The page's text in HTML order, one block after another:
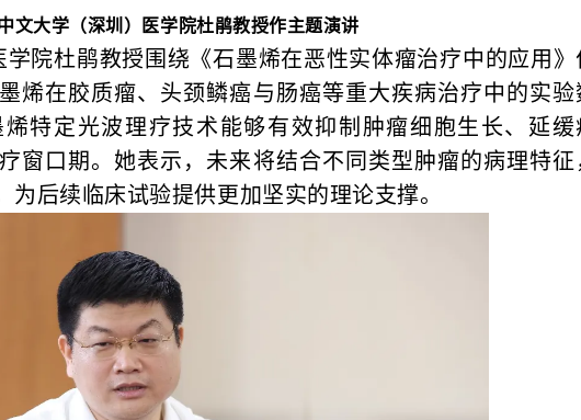
文大学（深圳）医学院杜鹃教授作主题演讲
院杜鹃教授围绕《石墨烯在恶性实体瘤治疗中的应用》
烯在胶质瘤、头颈鳞癌与肠癌等重大疾病治疗中的实验
特定光波理疗技术能够有效抑制肿瘤细胞生长、延缓
窗口期。她表示，未来将结合不同类型肿瘤的病理特征
后续临床试验提供更加坚实的理论支撑。